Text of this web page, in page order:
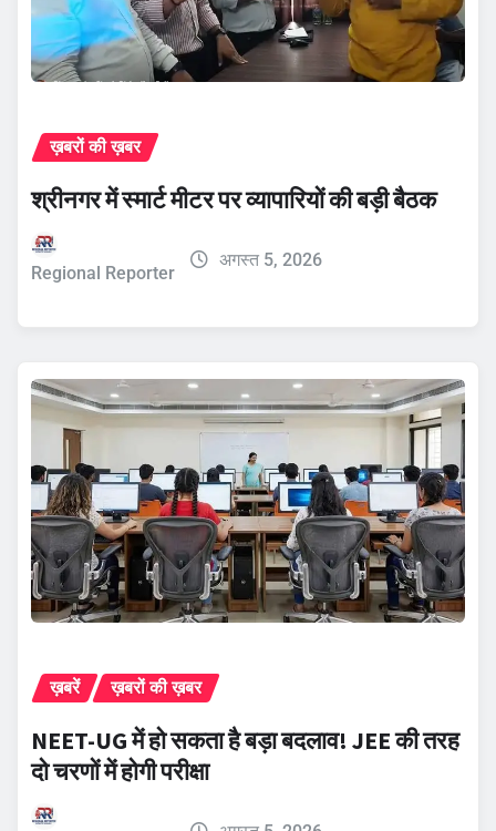
ख़बरों की ख़बर
श्रीनगर में स्मार्ट मीटर पर व्यापारियों की बड़ी बैठक
Regional Reporter
अगस्त 5, 2026
ख़बरें ख़बरों की ख़बर
NEET-UG में हो सकता है बड़ा बदलाव! JEE की तरह
दो चरणों में होगी परीक्षा